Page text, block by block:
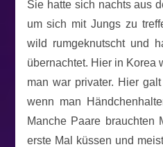
Sie hatte sich nachts aus
um sich mit Jungs zu
wild rumgeknutscht und
übernachtet. Hier in Korea
man war privater. Hier
wenn man
Manche Paare brauchten
erste Mal küssen und